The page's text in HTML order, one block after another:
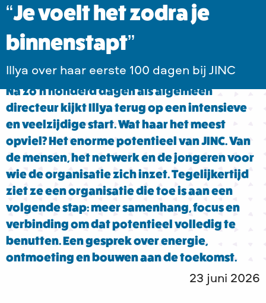
“Je voelt het zodra je
binnenstapt”
Illya over haar eerste 100 dagen bij JINC
Na zo’n honderd dagen als algemeen
directeur kijkt Illya terug op een intensieve
en veelzijdige start. Wat haar het meest
opviel? Het enorme potentieel van JINC. Van
de mensen, het netwerk en de jongeren voor
wie de organisatie zich inzet. Tegelijkertijd
ziet ze een organisatie die toe is aan een
volgende stap: meer samenhang, focus en
verbinding om dat potentieel volledig te
benutten. Een gesprek over energie,
ontmoeting en bouwen aan de toekomst.
23 juni 2026